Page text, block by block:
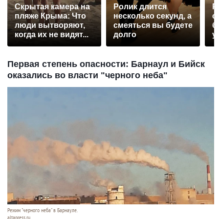
Скрытая камера на
пляже Крыма: Что
люди вытворяют,
когда их не видят...
Ролик длится
несколько секунд, а
смеяться вы будете
долго
Первая степень опасности: Барнаул и Бийск
оказались во власти "черного неба"
Режим "черного неба" в Барнауле.
altapress.ru